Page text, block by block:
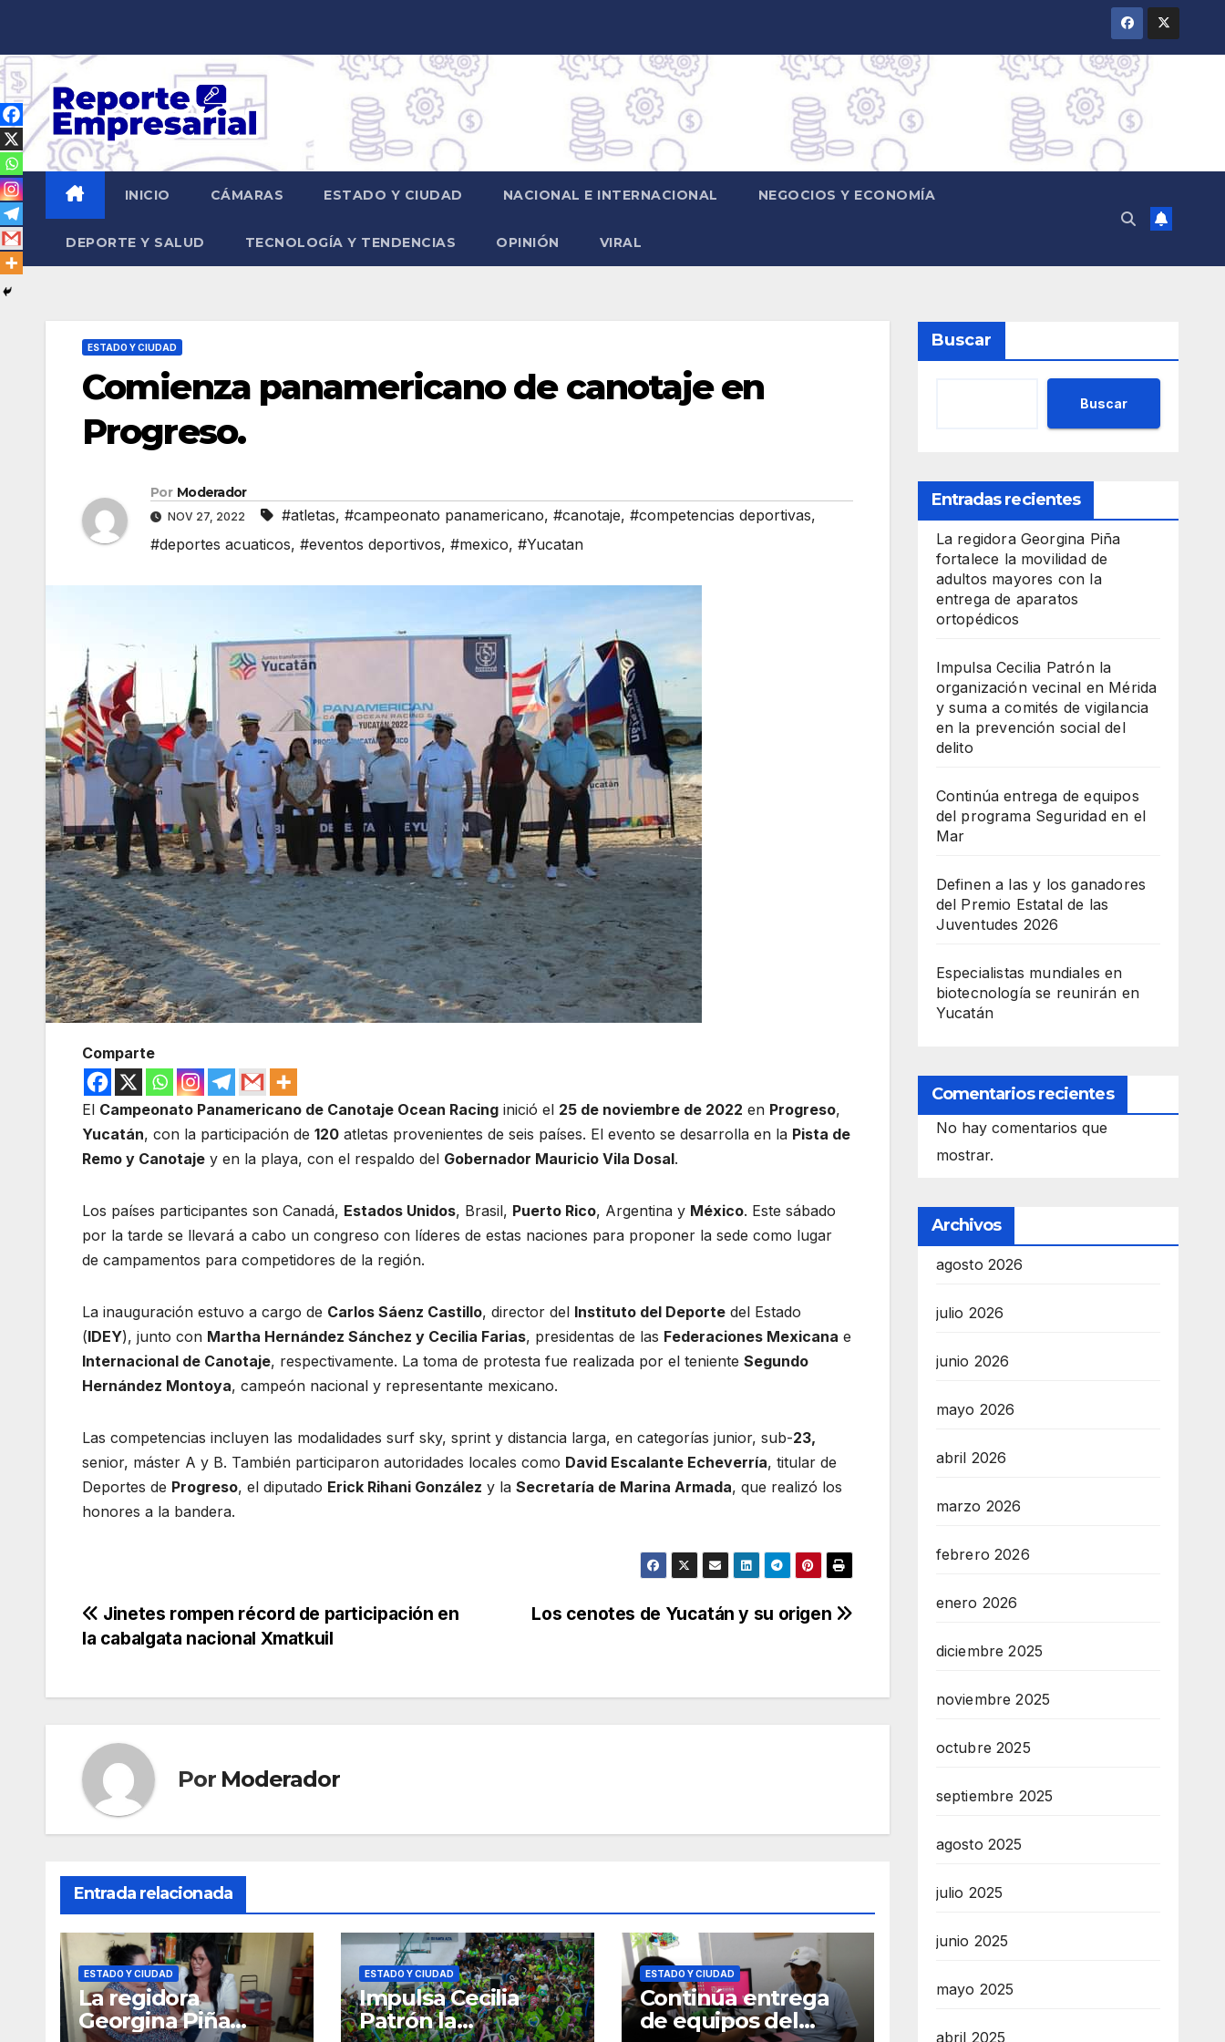
contenido
INICIO CÁMARAS ESTADO Y CIUDAD NACIONAL E INTERNACIONAL NEGOCIOS Y ECONOMÍA
DEPORTE Y SALUD TECNOLOGÍA Y TENDENCIAS OPINIÓN VIRAL
ESTADO Y CIUDAD
Comienza panamericano de canotaje en
Progreso.
Por Moderador
NOV 27, 2022 #atletas, #campeonato panamericano, #canotaje, #competencias deportivas,
#deportes acuaticos, #eventos deportivos, #mexico, #Yucatan
Comparte
El Campeonato Panamericano de Canotaje Ocean Racing inició el 25 de noviembre de 2022 en Progreso,
Yucatán, con la participación de 120 atletas provenientes de seis países. El evento se desarrolla en la Pista de
Remo y Canotaje y en la playa, con el respaldo del Gobernador Mauricio Vila Dosal.
Los países participantes son Canadá, Estados Unidos, Brasil, Puerto Rico, Argentina y México. Este sábado
por la tarde se llevará a cabo un congreso con líderes de estas naciones para proponer la sede como lugar
de campamentos para competidores de la región.
La inauguración estuvo a cargo de Carlos Sáenz Castillo, director del Instituto del Deporte del Estado
(IDEY), junto con Martha Hernández Sánchez y Cecilia Farias, presidentas de las Federaciones Mexicana e
Internacional de Canotaje, respectivamente. La toma de protesta fue realizada por el teniente Segundo
Hernández Montoya, campeón nacional y representante mexicano.
Las competencias incluyen las modalidades surf sky, sprint y distancia larga, en categorías junior, sub-23,
senior, máster A y B. También participaron autoridades locales como David Escalante Echeverría, titular de
Deportes de Progreso, el diputado Erick Rihani González y la Secretaría de Marina Armada, que realizó los
honores a la bandera.
Navegación
entradas
Los cenotes de Yucatán y su origen
Jinetes rompen récord de participación en
la cabalgata nacional Xmatkuil
Por Moderador
Entrada relacionada
ESTADO Y CIUDAD
La regidora
Georgina Piña
ESTADO Y CIUDAD
Impulsa Cecilia
Patrón la
ESTADO Y CIUDAD
Continúa entrega
de equipos del
Buscar
Buscar
Entradas recientes
La regidora Georgina Piña
fortalece la movilidad de
adultos mayores con la
entrega de aparatos
ortopédicos
Impulsa Cecilia Patrón la
organización vecinal en Mérida
y suma a comités de vigilancia
en la prevención social del
delito
Continúa entrega de equipos
del programa Seguridad en el
Mar
Definen a las y los ganadores
del Premio Estatal de las
Juventudes 2026
Especialistas mundiales en
biotecnología se reunirán en
Yucatán
Comentarios recientes
No hay comentarios que
mostrar.
Archivos
agosto 2026
julio 2026
junio 2026
mayo 2026
abril 2026
marzo 2026
febrero 2026
enero 2026
diciembre 2025
noviembre 2025
octubre 2025
septiembre 2025
agosto 2025
julio 2025
junio 2025
mayo 2025
abril 2025